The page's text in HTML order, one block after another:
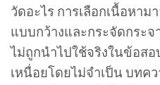
วัดอะไร การเลือกเนื้อหา
แบบกว้างและกระจัดกระจ
ไม่ถูกนำไปใช้จริงในข้อสอ
เหนื่อยโดยไม่จำเป็น บทค